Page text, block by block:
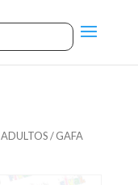
ADULTOS/ GAFA